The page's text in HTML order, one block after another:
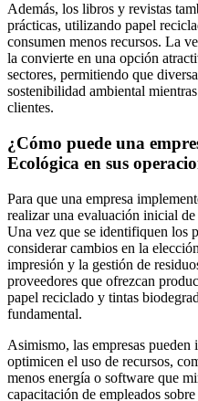
Además, los libros y revistas
prácticas, utilizando papel
consumen menos recursos. La
la convierte en una opción
sectores, permitiendo que
sostenibilidad ambiental
clientes.
¿Cómo puede una
Ecológica en sus
Para que una empresa
realizar una evaluación inicial
Una vez que se identifiquen los
considerar cambios en la
impresión y la gestión de
proveedores que ofrezcan
papel reciclado y tintas
fundamental.
Asimismo, las empresas
optimicen el uso de recursos,
menos energía o software que
capacitación de empleados